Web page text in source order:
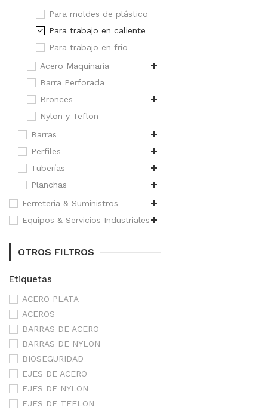
Para moldes de plástico
Para trabajo en caliente
Para trabajo en frío
Acero Maquinaria
Barra Perforada
Bronces
Nylon y Teflon
Barras
Perfiles
Tuberías
Planchas
Ferretería & Suministros
Equipos & Servicios Industriales
OTROS FILTROS
Etiquetas
ACERO PLATA
ACEROS
BARRAS DE ACERO
BARRAS DE NYLON
BIOSEGURIDAD
EJES DE ACERO
EJES DE NYLON
EJES DE TEFLON